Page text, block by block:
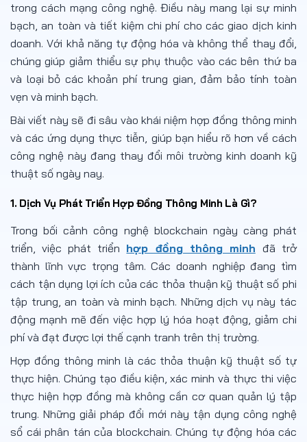
trong cách mạng công nghệ. Điều này mang lại sự minh
bạch, an toàn và tiết kiệm chi phí cho các giao dịch kinh
doanh. Với khả năng tự động hóa và không thể thay đổi,
chúng giúp giảm thiểu sự phụ thuộc vào các bên thứ ba
và loại bỏ các khoản phí trung gian, đảm bảo tính toàn
vẹn và minh bạch.
Bài viết này sẽ đi sâu vào khái niệm hợp đồng thông minh
và các ứng dụng thực tiễn, giúp bạn hiểu rõ hơn về cách
công nghệ này đang thay đổi môi trường kinh doanh kỹ
thuật số ngày nay.
1. Dịch Vụ Phát Triển Hợp Đồng Thông Minh Là Gì?
Trong bối cảnh công nghệ blockchain ngày càng phát
triển, việc phát triển hợp đồng thông minh đã trở
thành lĩnh vực trọng tâm. Các doanh nghiệp đang tìm
cách tận dụng lợi ích của các thỏa thuận kỹ thuật số phi
tập trung, an toàn và minh bạch. Những dịch vụ này tác
động mạnh mẽ đến việc hợp lý hóa hoạt động, giảm chi
phí và đạt được lợi thế cạnh tranh trên thị trường.
Hợp đồng thông minh là các thỏa thuận kỹ thuật số tự
thực hiện. Chúng tạo điều kiện, xác minh và thực thi việc
thực hiện hợp đồng mà không cần cơ quan quản lý tập
trung. Những giải pháp đổi mới này tận dụng công nghệ
sổ cái phân tán của blockchain. Chúng tự động hóa các